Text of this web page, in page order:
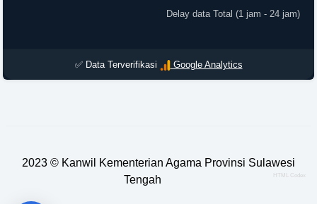
Delay data Total (1 jam - 24 jam)
✅ Data Terverifikasi Google Analytics
2023 © Kanwil Kementerian Agama Provinsi Sulawesi
Tengah
HTML Codex